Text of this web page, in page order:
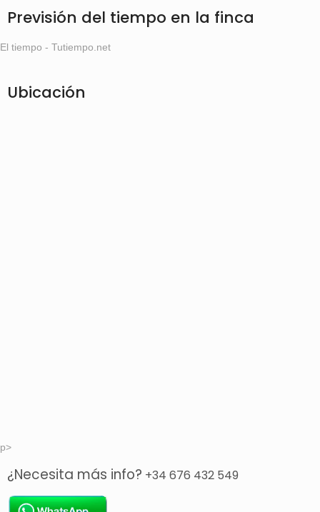
Previsión del tiempo en la finca
El tiempo - Tutiempo.net
Ubicación
p>
¿Necesita más info? +34 676 432 549